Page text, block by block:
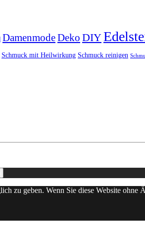
DamenmodeDeko DIY
Schmuck mit Heilwirkung Schmuck reinigen
zu geben. Wenn Sie diese Website